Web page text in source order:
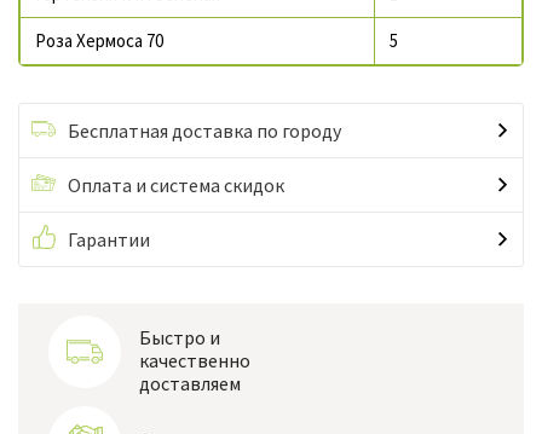
Роза Хермоса 70 5
Бесплатная доставка по городу
Оплата и система скидок
Гарантии
Быстро и
качественно
доставляем